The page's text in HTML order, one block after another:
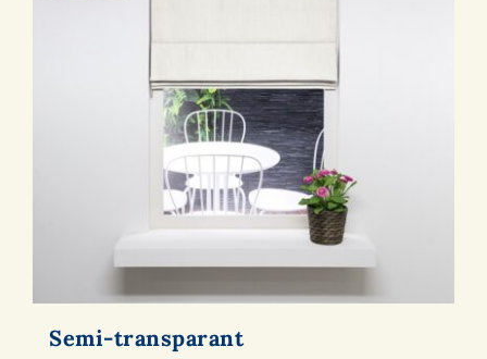
Semi-transparant